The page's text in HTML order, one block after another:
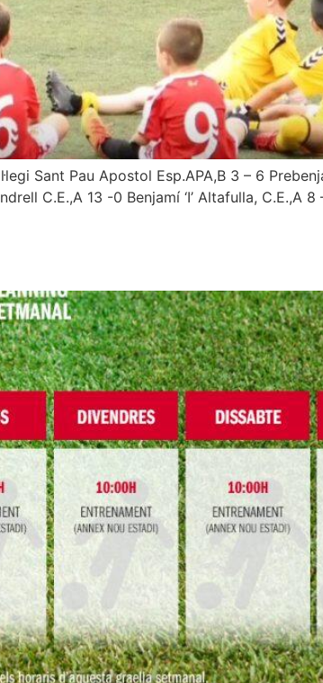
Sant Pau Apostol Esp.APA,B 3 – 6
C.E.,A 13 -0 Benjamí ‘I’ Altafulla, C.E.,A 8